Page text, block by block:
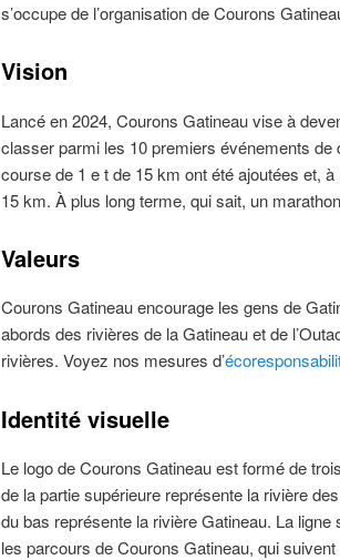
s’occupe de l’organisation de Courons
Vision
Lancé en 2024, Courons Gatineau vise à
classer parmi les 10 premiers événements
course de 1 e t de 15 km ont été ajoutées et,
15 km. À plus long terme, qui sait, un
Valeurs
Courons Gatineau encourage les gens de
abords des rivières de la Gatineau et de
rivières. Voyez nos mesures d’
Identité visuelle
Le logo de Courons Gatineau est formé de
de la partie supérieure représente la rivière
du bas représente la rivière Gatineau. La
les parcours de Courons Gatineau, qui